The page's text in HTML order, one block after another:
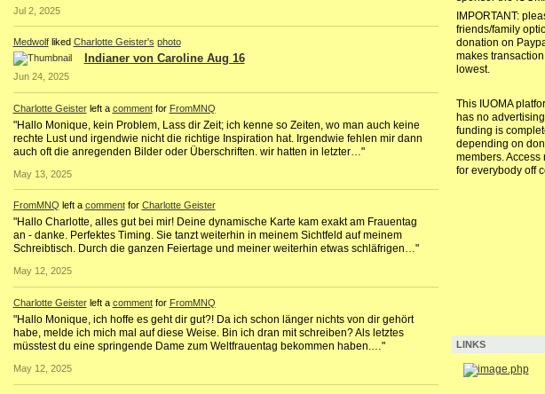
Jul 2, 2025
Medwolfliked Charlotte Geister's photo
Indianer von Caroline Aug 16
Jun 24, 2025
Charlotte Geisterleft a commentfor FromMNQ
"Hallo Monique, kein Problem, Lass dir Zeit; ich kenne so Zeiten, wo man auch keine
rechte Lust und irgendwie nicht die richtige Inspiration hat. Irgendwie fehlen mir dann
auch oft die anregenden Bilder oder Überschriften. wir hatten in letzter…"
May 13, 2025
FromMNQ left a commentfor Charlotte Geister
"Hallo Charlotte, alles gut bei mir! Deine dynamische Karte kam exakt am Frauentag
an - danke. Perfektes Timing. Sie tanzt weiterhin in meinem Sichtfeld auf meinem
Schreibtisch. Durch die ganzen Feiertage und meiner weiterhin etwas schläfrigen…"
May 12, 2025
Charlotte Geisterleft a commentfor FromMNQ
"Hallo Monique, ich hoffe es geht dir gut?! Da ich schon länger nichts von dir gehört
habe, melde ich mich mal auf diese Weise. Bin ich dran mit schreiben? Als letztes
müsstest du eine springende Dame zum Weltfrauentag bekommen haben.…"
May 12, 2025
IMPORTANT:
friends/family
donation on
makes
lowest.
This IUOMA
has no
funding is
depending on
members. Access
for everybody off
LINKS